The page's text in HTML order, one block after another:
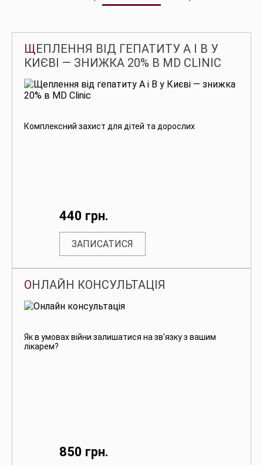
ЩЕПЛЕННЯ ВІД ГЕПАТИТУ А І В У
КИЄВІ — ЗНИЖКА 20% В MD CLINIC
Комплексний захист для дітей та дорослих
440 грн.
ЗАПИСАТИСЯ
ОНЛАЙН КОНСУЛЬТАЦІЯ
Як в умовах війни залишатися на зв'язку з вашим
лікарем?
850 грн.